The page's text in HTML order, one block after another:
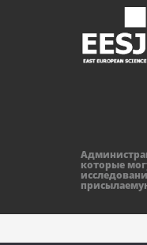
которые